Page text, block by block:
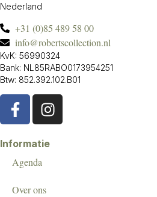
Nederland
+31 (0)85 489 58 00
info@robertscollection.nl
KvK: 56990324
Bank: NL85RABO0173954251
Btw: 852.392.102.B01
Informatie
Agenda
Over ons